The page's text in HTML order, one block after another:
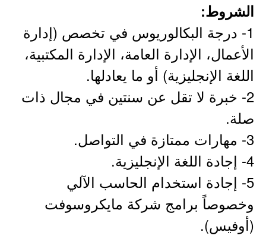
الشروط:
1- درجة البكالوريوس في تخصص (إدارة
الأعمال، الإدارة العامة، الإدارة المكتبية،
اللغة الإنجليزية) أو ما يعادلها.
2- خبرة لا تقل عن سنتين في مجال ذات
صلة.
3- مهارات ممتازة في التواصل.
4- إجادة اللغة الإنجليزية.
5- إجادة استخدام الحاسب الآلي
وخصوصاً برامج شركة مايكروسوفت
(أوفيس).